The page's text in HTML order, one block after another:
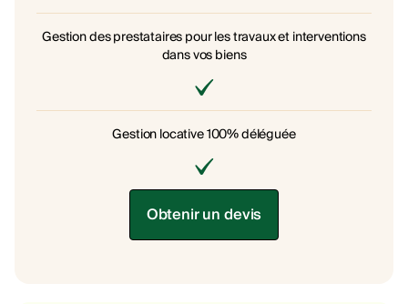
Gestion des prestataires pour les travaux et interventions
dans vos biens
Gestion locative 100% déléguée
Obtenir un devis